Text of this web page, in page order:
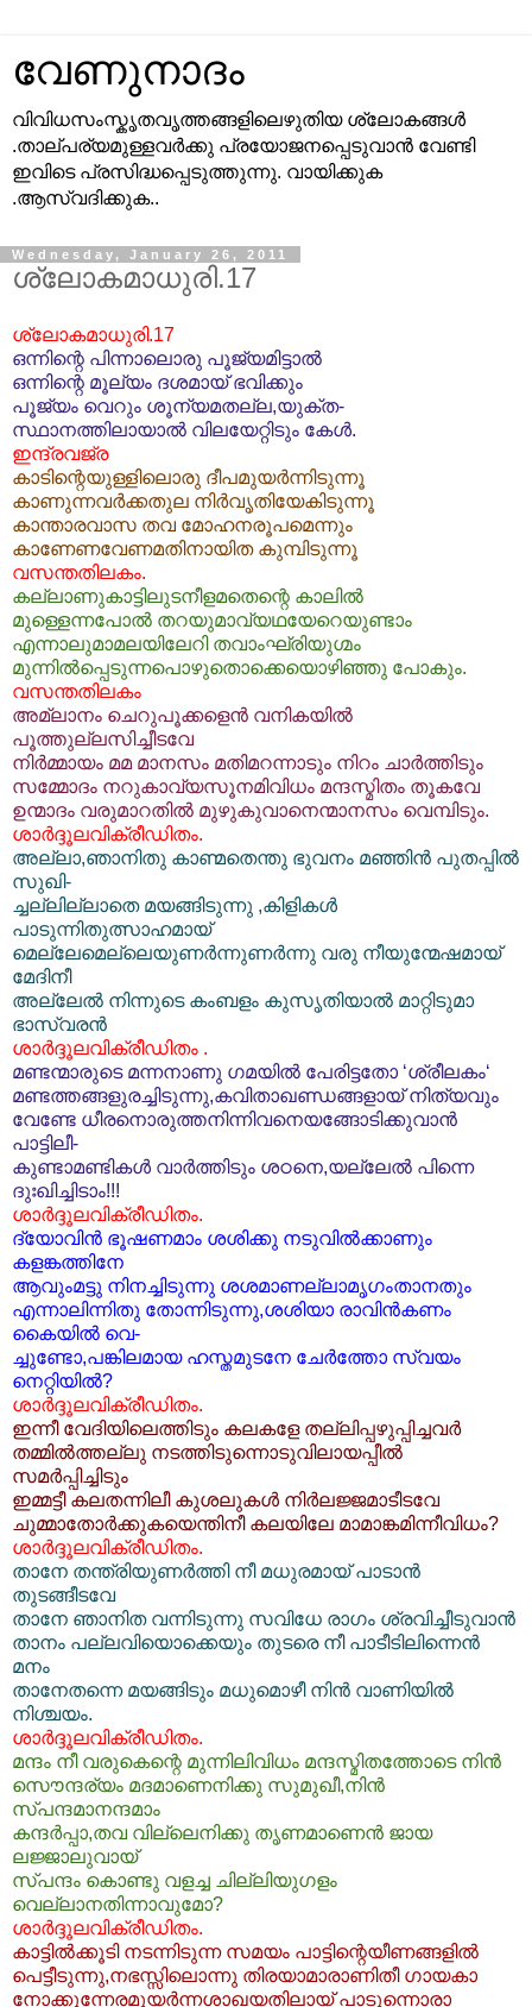
വേണുനാദം
വിവിധസംസ്കൃതവൃത്തങ്ങളിലെഴുതിയ ശ്ലോകങ്ങള്‍
.താല്പര്യമുള്ളവര്‍ക്കു പ്രയോജനപ്പെടുവാന്‍ വേണ്ടി
ഇവിടെ പ്രസിദ്ധപ്പെടുത്തുന്നു. വായിക്കുക
.ആസ്വദിക്കുക..
Wednesday, January 26, 2011
ശ്ലോകമാധുരി.17
ശ്ലോകമാധുരി.17
ഒന്നിന്റെ പിന്നാലൊരു പൂജ്യമിട്ടാല്‍
ഒന്നിന്റെ മൂല്യം ദശമായ് ഭവിക്കും
പൂജ്യം വെറും ശൂന്യമതല്ല,യുക്ത-
സ്ഥാനത്തിലായാല്‍ വിലയേറ്റിടും കേള്‍.
ഇന്ദ്രവജ്ര
കാടിന്റെയുള്ളിലൊരു ദീപമുയര്‍ന്നിടുന്നൂ
കാണുന്നവര്‍ക്കതുല നിര്‍വൃതിയേകിടുന്നൂ
കാന്താരവാസ തവ മോഹനരൂപമെന്നും
കാണേണവേണമതിനായിത കുമ്പിടുന്നൂ
വസന്തതിലകം.
കല്ലാണുകാട്ടിലുടനീളമതെന്റെ കാലില്‍
മുള്ളെന്നപോല്‍ തറയുമാവ്യഥയേറെയുണ്ടാം
എന്നാലുമാമലയിലേറി തവാം‌ഘ്രിയുഗ്മം
മുന്നില്‍‌പ്പെടുന്നപൊഴുതൊക്കെയൊഴിഞ്ഞു പോകും.
വസന്തതിലകം
അമ്ലാനം ചെറുപൂക്കളെന്‍ വനികയില്‍
പൂത്തുല്ലസിച്ചീടവേ
നിര്‍മ്മായം മമ മാനസം മതിമറന്നാടും നിറം ചാര്‍ത്തിടും
സമ്മോദം നറുകാവ്യസൂനമിവിധം മന്ദസ്മിതം തൂകവേ
ഉന്മാദം വരുമാറതില്‍ മുഴുകുവാനെന്മാനസം വെമ്പിടും.
ശാര്‍ദ്ദൂലവിക്രീഡിതം.
അല്ലാ,ഞാനിതു കാണ്മതെന്തു ഭുവനം മഞ്ഞിന്‍ പുതപ്പില്‍
സുഖി-
ച്ചല്ലില്ലാതെ മയങ്ങിടുന്നു ,കിളികള്‍
പാടുന്നിതുത്സാഹമായ്
മെല്ലേമെല്ലെയുണര്‍ന്നുണര്‍ന്നു വരു നീയുന്മേഷമായ്
മേദിനീ
അല്ലേല്‍ നിന്നുടെ കം‌ബളം കുസൃതിയാല്‍ മാറ്റിടുമാ
ഭാസ്വരന്‍
ശാര്‍ദ്ദൂലവിക്രീഡിതം .
മണ്ടന്മാരുടെ മന്നനാണു ഗമയില്‍ പേരിട്ടതോ ‘ശ്രീലകം‘
മണ്ടത്തങ്ങളുരച്ചിടുന്നു,കവിതാഖണ്ഡങ്ങളായ് നിത്യവും
വേണ്ടേ ധീരനൊരുത്തനിന്നിവനെയങ്ങോടിക്കുവാന്‍
പാട്ടിലീ-
കുണ്ടാമണ്ടികള്‍ വാര്‍ത്തിടും ശഠനെ,യല്ലേല്‍ പിന്നെ
ദുഃഖിച്ചിടാം!!!
ശാര്‍ദ്ദൂലവിക്രീഡിതം.
ദ്യോവിന്‍ ഭൂഷണമാം ശശിക്കു നടുവില്‍ക്കാണും
കളങ്കത്തിനേ
ആവുംമട്ടു നിനച്ചിടുന്നു ശശമാണല്ലാമൃഗംതാനതും
എന്നാലിന്നിതു തോന്നിടുന്നു,ശശിയാ രാവിന്‍കണം
കൈയില്‍ വെ-
ച്ചുണ്ടോ,പങ്കിലമായ ഹസ്തമുടനേ ചേര്‍ത്തോ സ്വയം
നെറ്റിയില്‍?
ശാര്‍ദ്ദൂലവിക്രീഡിതം.
ഇന്നീ വേദിയിലെത്തിടും കലകളേ തല്ലിപ്പഴുപ്പിച്ചവര്‍
തമ്മില്‍ത്തല്ലു നടത്തിടുന്നൊടുവിലായപ്പീല്‍
സമര്‍പ്പിച്ചിടും
ഇമ്മട്ടീ കലതന്നിലീ കുശലുകള്‍ നിര്‍ലജ്ജമാടീടവേ
ചുമ്മാതോര്‍ക്കുകയെന്തിനീ കലയിലേ മാമാങ്കമിന്നീവിധം?
ശാര്‍ദ്ദൂലവിക്രീഡിതം.
താനേ തന്ത്രിയുണര്‍ത്തി നീ മധുരമായ് പാടാന്‍
തുടങ്ങീടവേ
താനേ ഞാനിത വന്നിടുന്നു സവിധേ രാഗം ശ്രവിച്ചീടുവാന്‍
താനം പല്ലവിയൊക്കെയും തുടരെ നീ പാടീടിലിന്നെന്‍
മനം
താനേതന്നെ മയങ്ങിടും മധുമൊഴീ നിന്‍ വാണിയില്‍
നിശ്ചയം.
ശാര്‍ദ്ദൂലവിക്രീഡിതം.
മന്ദം നീ വരുകെന്റെ മുന്നിലിവിധം മന്ദസ്മിതത്തോടെ നിന്‍
സൌന്ദര്യം മദമാണെനിക്കു സുമുഖീ,നിന്‍
സ്പന്ദമാനന്ദമാം
കന്ദര്‍പ്പാ,തവ വില്ലെനിക്കു തൃണമാണെന്‍ ജായ
ലജ്ജാലുവായ്
സ്പന്ദം കൊണ്ടു വളച്ച ചില്ലിയുഗളം
വെല്ലാനതിന്നാവുമോ?
ശാര്‍ദ്ദൂലവിക്രീഡിതം.
കാട്ടില്‍ക്കൂടി നടന്നിടുന്ന സമയം പാട്ടിന്റെയീണങ്ങളില്‍
പെട്ടീടുന്നു,നഭസ്സിലൊന്നു തിരയാമാരാണിതീ ഗായകാ
നോക്കുന്നേരമുയര്‍ന്നശാഖയതിലായ് പാടുന്നൊരാ